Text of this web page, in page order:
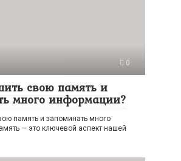
0
свою память и
много информации?
память и запоминать много
— это ключевой аспект нашей